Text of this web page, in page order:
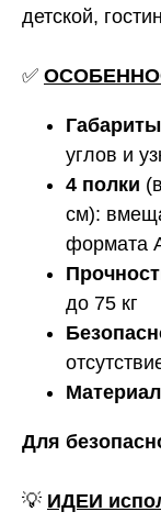
детской,
✅
углов и
4 полки
см):
формата
до 75 кг
Для
💡 ИДЕИ